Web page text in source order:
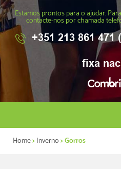
Estamos prontos para o ajudar.
contacte-nos por chamada
+351 213 861 471
fixa
Home>Inverno> Gorros